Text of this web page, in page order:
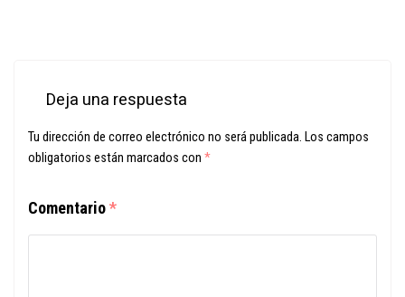
Deja una respuesta
Tu dirección de correo electrónico no será publicada. Los campos
obligatorios están marcados con *
Comentario*